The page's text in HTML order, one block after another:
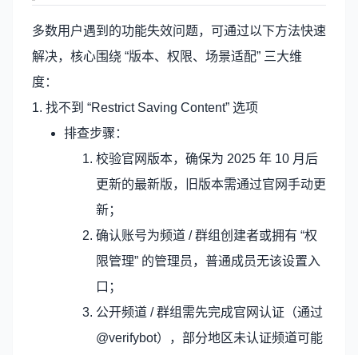
多数用户遇到的功能失效问题，可通过以下方法快速
解决，核心围绕 “版本、权限、场景适配” 三大维
度：
1. 找不到 “Restrict Saving Content” 选项
排查步骤：
校验官网版本，确保为 2025 年 10 月后
更新的最新版，旧版本需通过官网手动更
新；
确认账号为频道 / 群组创建者或拥有 “权
限管理” 的管理员，普通成员无该设置入
口；
公开频道 / 群组需先完成官网认证（通过
@verifybot），部分地区未认证频道可能